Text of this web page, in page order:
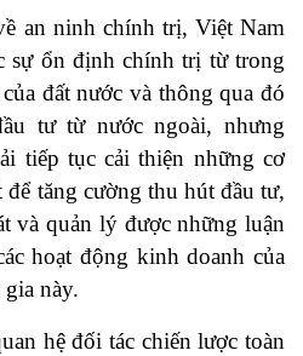
an ninh chính trị, Việt Nam
sự ổn định chính trị từ trong
đất nước và thông qua đó
tư từ nước ngoài, nhưng
tiếp tục cải thiện những cơ
để tăng cường thu hút đầu tư,
và quản lý được những luận
hoạt động kinh doanh của
này.
hệ đối tác chiến lược toàn